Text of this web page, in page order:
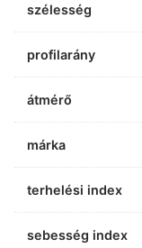
szélesség
profilarány
átmérő
márka
terhelési index
sebesség index